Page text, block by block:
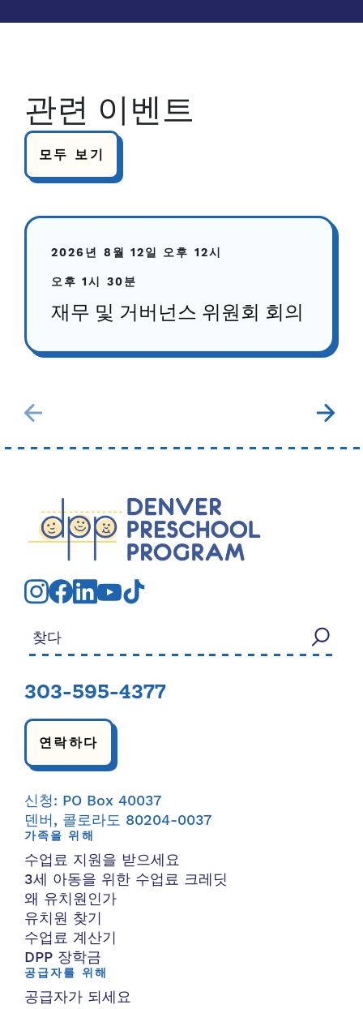
관련 이벤트
모두 보기
2026년 8월 12일 오후 12시
오후 1시 30분
재무 및 거버넌스 위원회 회의
검색:
303-595-4377
연락하다
신청: PO Box 40037
덴버, 콜로라도 80204-0037
가족을 위해
수업료 지원을 받으세요
3세 아동을 위한 수업료 크레딧
왜 유치원인가
유치원 찾기
수업료 계산기
DPP 장학금
공급자를 위해
공급자가 되세요